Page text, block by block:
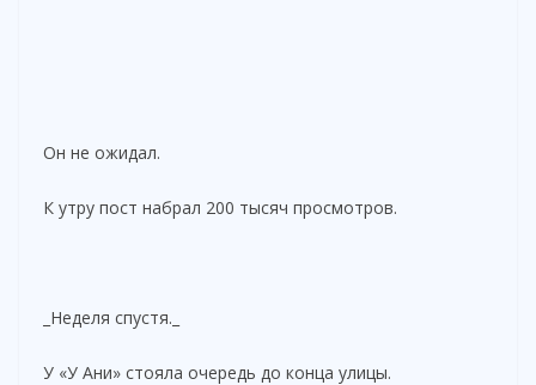
Он не ожидал.
К утру пост набрал 200 тысяч просмотров.
_Неделя спустя._
У «У Ани» стояла очередь до конца улицы.